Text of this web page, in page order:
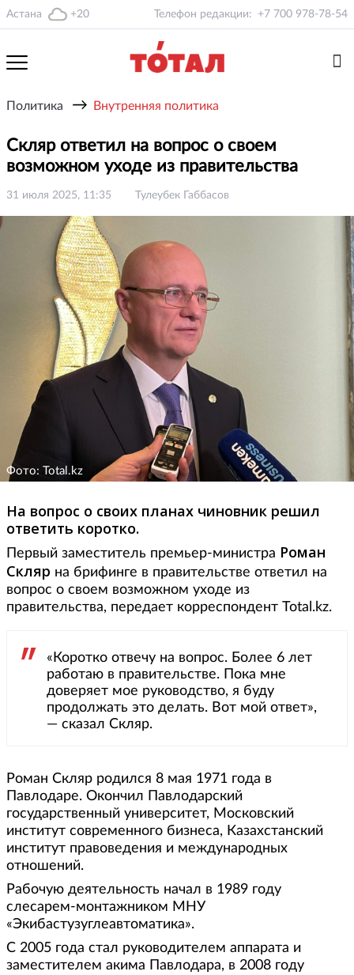
Астана +20 Телефон редакции: +7 700 978-78-54
Политика → Внутренняя политика
Скляр ответил на вопрос о своем
возможном уходе из правительства
31 июля 2025, 11:35 Тулеубек Габбасов
Фото: Total.kz
На вопрос о своих планах чиновник решил
ответить коротко.
Первый заместитель премьер-министра Роман
Скляр на брифинге в правительстве ответил на
вопрос о своем возможном уходе из
правительства, передает корреспондент Total.kz.
«Коротко отвечу на вопрос. Более 6 лет
работаю в правительстве. Пока мне
доверяет мое руководство, я буду
продолжать это делать. Вот мой ответ»,
— сказал Скляр.
Роман Скляр родился 8 мая 1971 года в
Павлодаре. Окончил Павлодарский
государственный университет, Московский
институт современного бизнеса, Казахстанский
институт правоведения и международных
отношений.
Рабочую деятельность начал в 1989 году
слесарем-монтажником МНУ
«Экибастузуглеавтоматика».
С 2005 года стал руководителем аппарата и
заместителем акима Павлодара, в 2008 году